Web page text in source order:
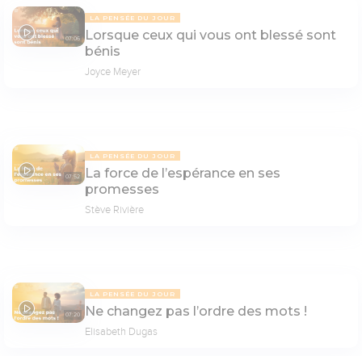
07:06
LA PENSÉE DU JOUR
Lorsque ceux qui vous ont blessé sont
bénis
Joyce Meyer
07:52
LA PENSÉE DU JOUR
La force de l’espérance en ses
promesses
Stève Rivière
07:20
LA PENSÉE DU JOUR
Ne changez pas l’ordre des mots !
Elisabeth Dugas